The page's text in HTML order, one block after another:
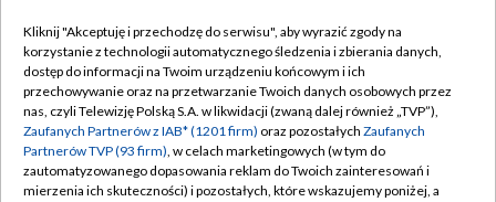
TVP
Abonament TVP
Emisja w TVP
Centrum informacji TVP
Regulamin TVP
Polityka prywatności
Moje zgody
Kliknij "Akceptuję i przechodzę do serwisu", aby wyrazić zgody na
korzystanie z technologii automatycznego śledzenia i zbierania danych,
dostęp do informacji na Twoim urządzeniu końcowym i ich
przechowywanie oraz na przetwarzanie Twoich danych osobowych przez
nas, czyli Telewizję Polską S.A. w likwidacji (zwaną dalej również „TVP”),
Zaufanych Partnerów z IAB* (1201 firm) oraz pozostałych Zaufanych
Partnerów TVP (93 firm), w celach marketingowych (w tym do
zautomatyzowanego dopasowania reklam do Twoich zainteresowań i
mierzenia ich skuteczności) i pozostałych, które wskazujemy poniżej, a